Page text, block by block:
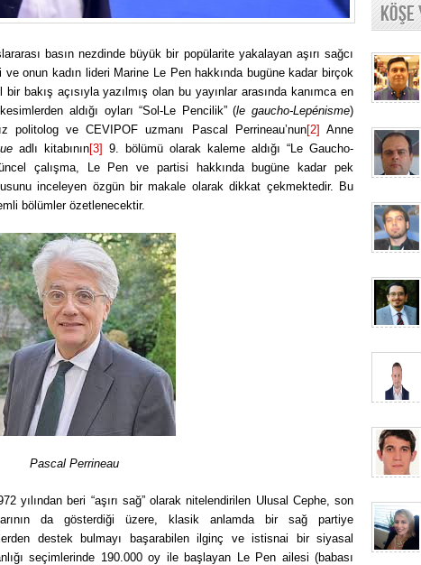
basın nezdinde büyük bir popülarite yakalayan aşırı sağcı
ve onun kadın lideri Marine Le Pen hakkında bugüne kadar birçok
bakış açısıyla yazılmış olan bu yayınlar arasında kanımca en
aldığı oyları “Sol-Le Pencilik” (le gaucho-Lepénisme)
politolog ve CEVIPOF uzmanı Pascal Perrineau’nun[2] Anne
adlı kitabının[3] 9. bölümü olarak kaleme aldığı “Le Gaucho-
çalışma, Le Pen ve partisi hakkında bugüne kadar pek
inceleyen özgün bir makale olarak dikkat çekmektedir. Bu
bölümler özetlenecektir.
Pascal Perrineau
yılından beri “aşırı sağ” olarak nitelendirilen Ulusal Cephe, son
da gösterdiği üzere, klasik anlamda bir sağ partiye
destek bulmayı başarabilen ilginç ve istisnai bir siyasal
seçimlerinde 190.000 oy ile başlayan Le Pen ailesi (babası